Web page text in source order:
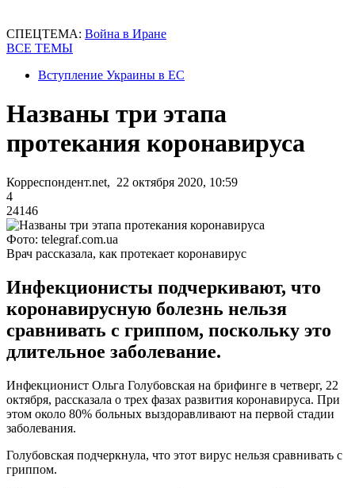
СПЕЦТЕМА: Война в Иране
ВСЕ ТЕМЫ
Вступление Украины в ЕС
Названы три этапа
протекания коронавируса
Корреспондент.net, 22 октября 2020, 10:59
4
24146
Фото: telegraf.com.ua
Врач рассказала, как протекает коронавирус
Инфекционисты подчеркивают, что
коронавирусную болезнь нельзя
сравнивать с гриппом, поскольку это
длительное заболевание.
Инфекционист Ольга Голубовская на брифинге в четверг, 22
октября, рассказала о трех фазах развития коронавируса. При
этом около 80% больных выздоравливают на первой стадии
заболевания.
Голубовская подчеркнула, что этот вирус нельзя сравнивать с
гриппом.